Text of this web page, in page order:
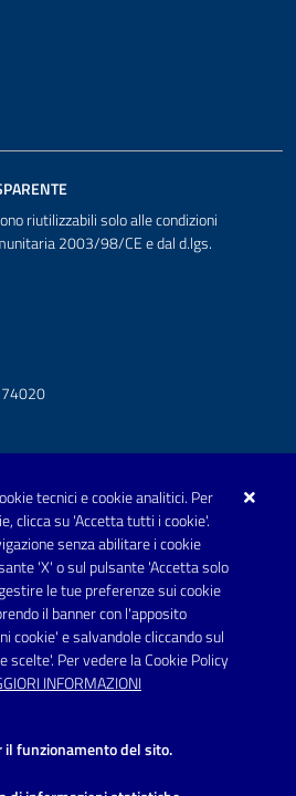
tecnici e cookie analitici. Per
clicca su 'Accetta tutti i cookie'.
senza abilitare i cookie
'X' o sul pulsante 'Accetta solo
le tue preferenze sui cookie
il banner con l'apposito
cookie' e salvandole cliccando sul
scelte'. Per vedere la Cookie Policy
INFORMAZIONI
il funzionamento del sito.
riutilizzabili solo alle condizioni
2003/98/CE e dal d.lgs.